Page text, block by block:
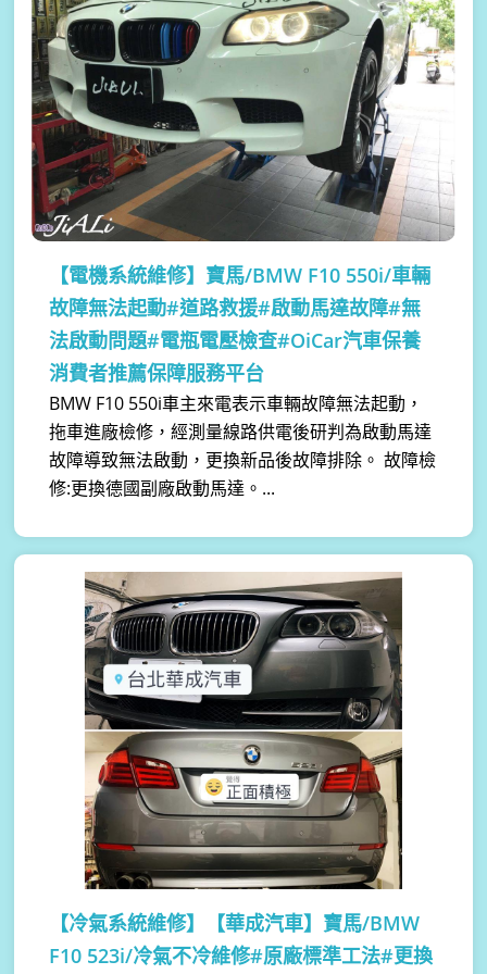
【電機系統維修】 寶馬/BMW F10 550i/車輛
故障無法起動#道路救援#啟動馬達故障#無
法啟動問題#電瓶電壓檢查#OiCar汽車保養
消費者推薦保障服務平台
BMW F10 550i車主來電表示車輛故障無法起動，
拖車進廠檢修，經測量線路供電後研判為啟動馬達
故障導致無法啟動， ​更換新品後故障排除。 故障檢
修:更換德國副廠啟動馬達。...
【冷氣系統維修】
【華成汽車】寶馬/BMW
F10 523i/冷氣不冷維修#原廠標準工法#更換